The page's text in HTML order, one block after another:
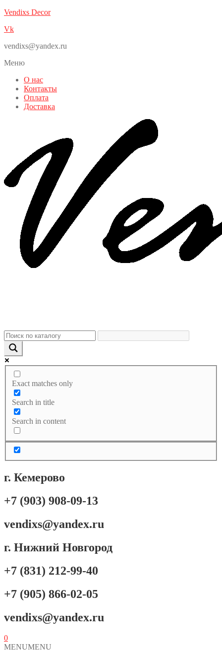
Vendixs Decor
Vk
vendixs@yandex.ru
Меню
О нас
Контакты
Оплата
Доставка
Exact matches only
Search in title
Search in content
г. Кемерово
+7 (903) 908-09-13
vendixs@yandex.ru
г. Нижний Новгород
+7 (831) 212-99-40
+7 (905) 866-02-05
vendixs@yandex.ru
0
MENUMENU